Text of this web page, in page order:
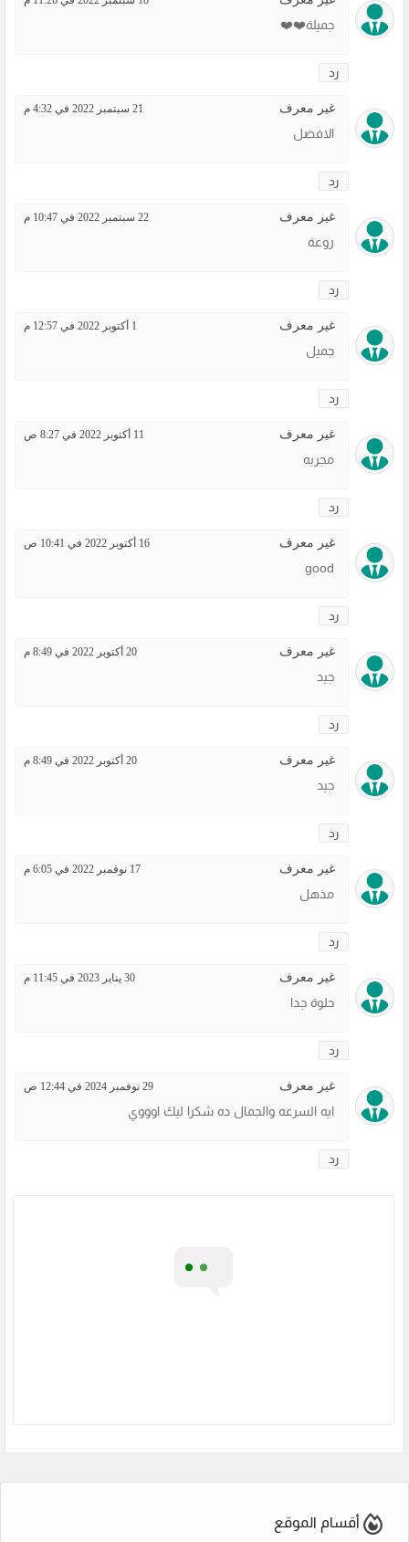
جميلة❤️❤️
رد
غير معرف 21 سبتمبر 2022 في 4:32 م
الافضل
رد
غير معرف 22 سبتمبر 2022 في 10:47 م
روعة
رد
غير معرف 1 أكتوبر 2022 في 12:57 م
جميل
رد
غير معرف 11 أكتوبر 2022 في 8:27 ص
مجربه
رد
غير معرف 16 أكتوبر 2022 في 10:41 ص
good
رد
غير معرف 20 أكتوبر 2022 في 8:49 م
جيد
رد
غير معرف 20 أكتوبر 2022 في 8:49 م
جيد
رد
غير معرف 17 نوفمبر 2022 في 6:05 م
مذهل
رد
غير معرف 30 يناير 2023 في 11:45 م
حلوة جدا
رد
غير معرف 29 نوفمبر 2024 في 12:44 ص
ايه السرعه والجمال ده شكرا ليك اوووي
رد
أقسام الموقع